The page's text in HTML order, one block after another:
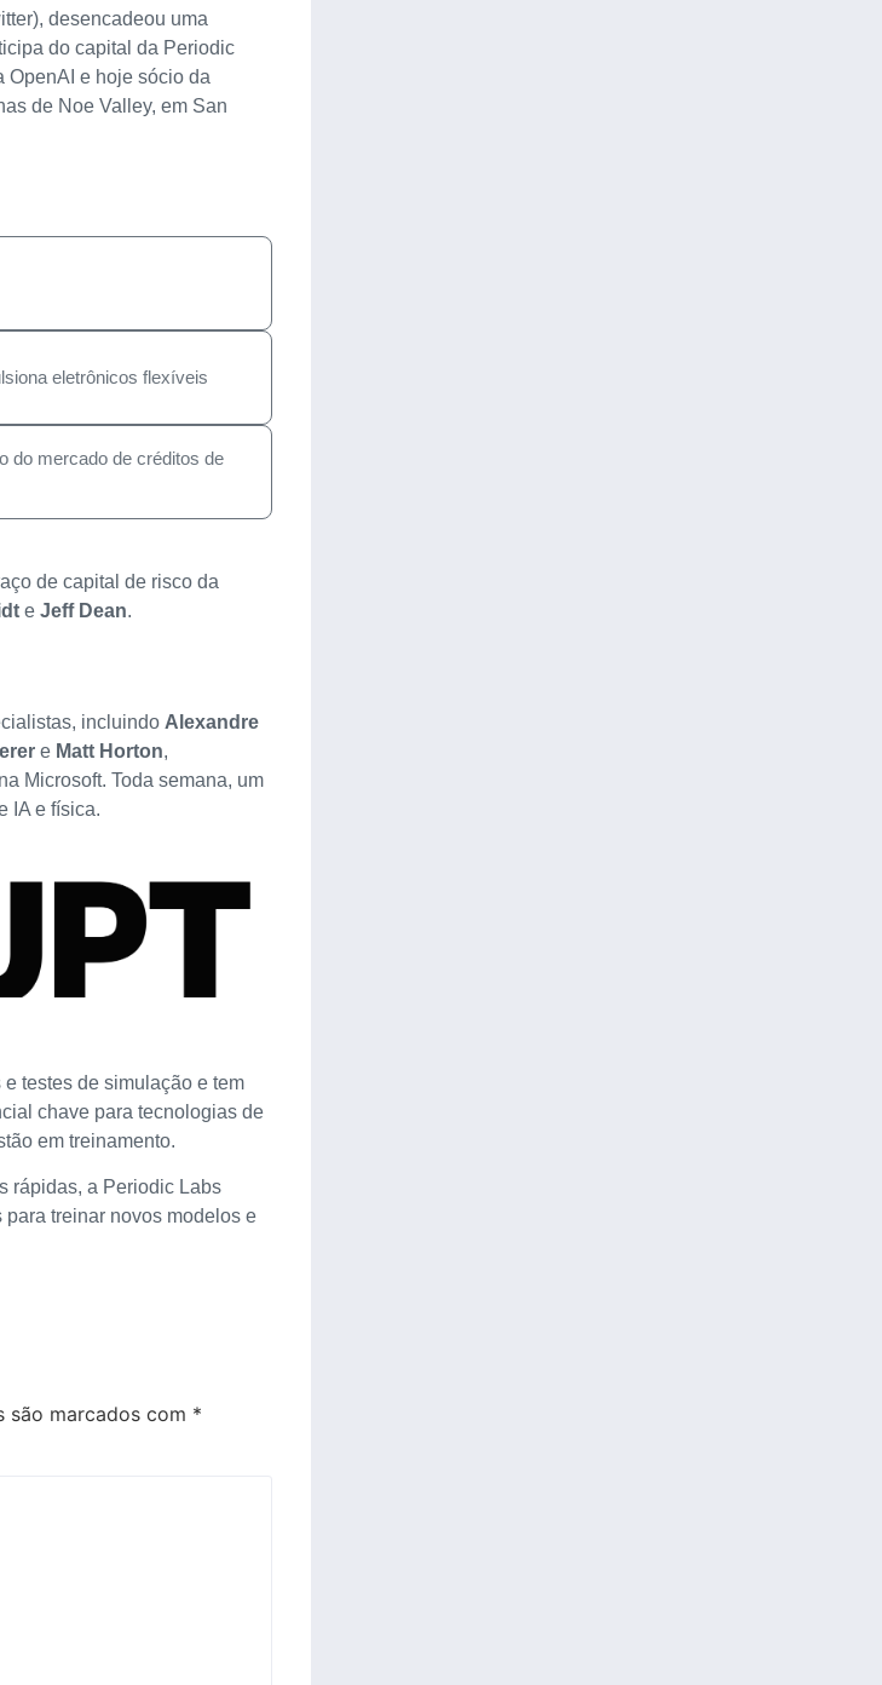
desencadeou uma
do capital da Periodic
OpenAI e hoje sócio da
de Noe Valley, em San
eletrônicos flexíveis
do mercado de créditos de
de capital de risco da
e Jeff Dean.
incluindo Alexandre
e Matt Horton,
Microsoft. Toda semana, um
IA e física.
testes de simulação e tem
chave para tecnologias de
em treinamento.
rápidas, a Periodic Labs
treinar novos modelos e
são marcados com *